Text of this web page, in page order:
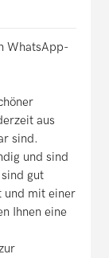
WhatsApp-
aus
sind.
und sind
gut
und mit einer
Ihnen eine